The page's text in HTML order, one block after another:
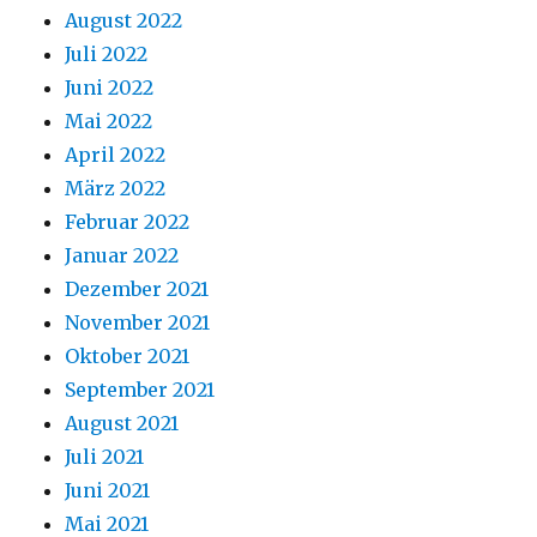
August 2022
Juli 2022
Juni 2022
Mai 2022
April 2022
März 2022
Februar 2022
Januar 2022
Dezember 2021
November 2021
Oktober 2021
September 2021
August 2021
Juli 2021
Juni 2021
Mai 2021